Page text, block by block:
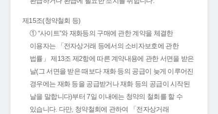
제15조(청약철회 등)
① “사이트”와 재화등의 구매에 관한 계약을 체결한
이용자는 「전자상거래 등에서의 소비자보호에 관한
법률」 제13조 제2항에 따른 계약내용에 관한 서면을 받은
날(그 서면을 받은 때보다 재화 등의 공급이 늦게 이루어진
경우에는 재화 등을 공급받거나 재화 등의 공급이 시작된
날을 말합니다)부터 7일 이내에는 청약의 철회를 할 수
있습니다. 다만, 청약철회에 관하여 「전자상거래